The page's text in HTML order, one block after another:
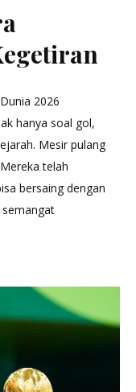
2026
hanya soal gol,
Mesir pulang
telah
bersaing dengan
semangat